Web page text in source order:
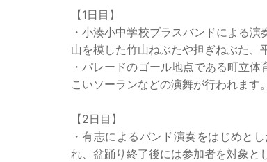
【1日目】
・小湊小中学校ブラスバンドによる
山を模した竹山ねぶたや担ぎねぶた、
・パレードのゴール地点である町立
こいソーランなどの演舞が行われます。
【2日目】
・有志によるバンド演奏をはじめと
れ、盆踊り終了後には参加者を対象と